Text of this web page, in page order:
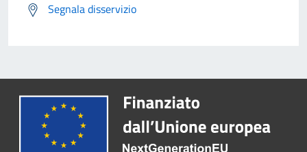
Segnala disservizio